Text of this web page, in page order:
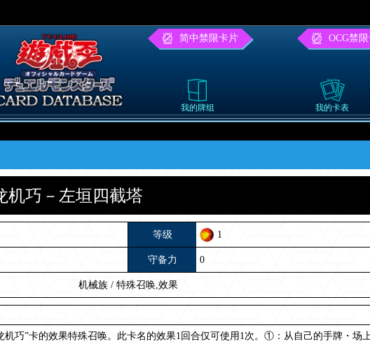
简中禁限卡片 OCG禁
我的牌组 我的卡表
机巧－左垣四截塔
等级 1
守备力 0
机械族 / 特殊召唤,效果
机巧”卡的效果特殊召唤。此卡名的效果1回合仅可使用1次。①：从自己的手牌・场上